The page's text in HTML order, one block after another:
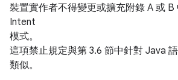
裝置實作者不得變更或擴充附錄 A 或 B
Intent
模式。
這項禁止規定與第 3.6 節中針對 Java
類似。